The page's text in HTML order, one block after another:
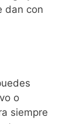
dan con
o
siempre